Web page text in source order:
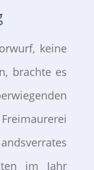
keine
brachte es
im Jahr